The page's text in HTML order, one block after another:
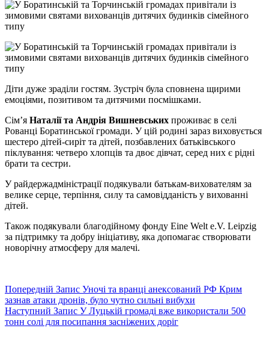
Діти дуже зраділи гостям. Зустріч була сповнена щирими
емоціями, позитивом та дитячими посмішками.
Сім’я Наталії та Андрія Вишневських проживає в селі
Рованці Боратинської громади. У цій родині зараз виховується
шестеро дітей-сиріт та дітей, позбавлених батьківського
піклування: четверо хлопців та двоє дівчат, серед них є рідні
брати та сестри.
У райдержадміністрації подякували батькам-вихователям за
велике серце, терпіння, силу та самовідданість у вихованні
дітей.
Також подякували благодійному фонду Eine Welt e.V. Leipzig
за підтримку та добру ініціативу, яка допомагає створювати
новорічну атмосферу для малечі.
Попередній Запис Уночі та вранці анексований РФ Крим
зазнав атаки дронів, було чутно сильні вибухи
Наступний Запис У Луцькій громаді вже використали 500
тонн солі для посипання засніжених доріг